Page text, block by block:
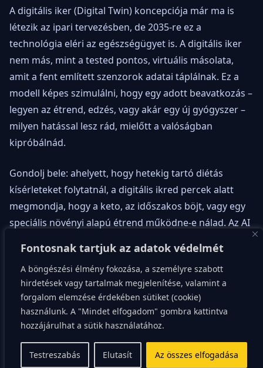
Fontosnak tartjuk az adatok védelmét
A böngészési élmény fokozása, a személyre szabott
hirdetések vagy tartalmak megjelenítése, valamint a
forgalom elemzése érdekében sütiket (cookie)
használunk. A "Mindet elfogadom" gombra kattintva
hozzájárulhat a sütik használatához.
Testreszabás Elutasít Az összes elfogadása
A digitális iker (Digital Twin) koncepciója már ma is
létezik az ipari tervezésben, de 2035-re ez a
technológia eléri az egészségügyet is. A digitális iker
nem más, mint a tested pontos, virtuális másolata,
amit a fent említett szenzorok adatai táplálnak. Ez a
modell képes szimulálni, hogy egy adott beavatkozás –
legyen az étrend, edzés, vagy akár egy új gyógyszer –
milyen hatással lesz rád, mielőtt a valóságban
kipróbálnád.
Gondolj bele: ahelyett, hogy hetekig tartó diétás
kísérleteket folytatnál, a digitális ikred percek alatt
megmondja, hogy a keto, az időszakos böjt, vagy egy
speciális növényi alapú étrend működne-e nálad. Az AI
forgatókönyveket, figyelembe véve a genetikai
érzékenységedet, a stresszszintedet és a bélflórád
összetételét. Ez a szimuláció a jojó-effektus fő
ellenszere, mivel segít elkerülni a metabolikus
adaptációt (amikor a tested lelassítja az anyagcserét,